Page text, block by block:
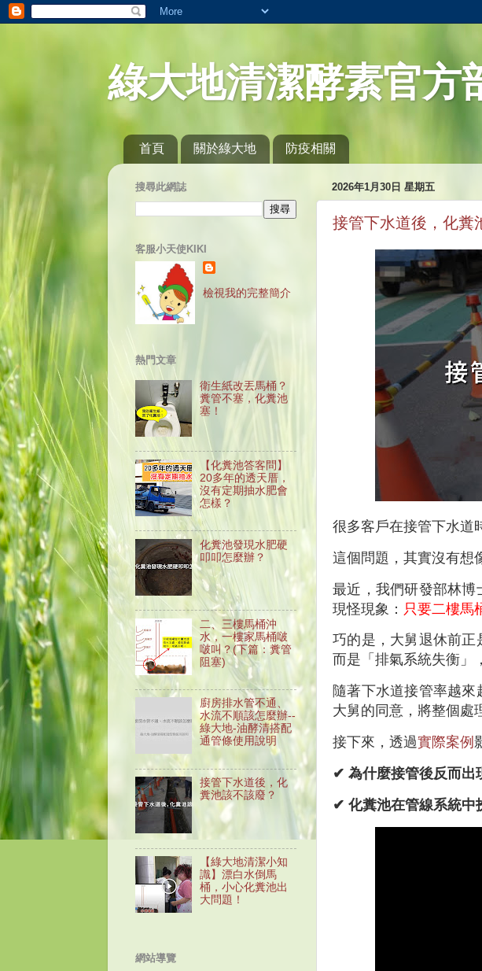
綠大地清潔酵素官方
首頁 關於綠大地 防疫相關
2026年1月30日 星期五
接管下水道後，化糞
很多客戶在接管下水道
這個問題，其實沒有想
最近，我們研發部林
現怪現象： 只要二樓馬
巧的是，大舅退休前正
而是「排氣系統失衡」
隨著下水道接管率越
大舅的同意，將整個處
接下來，透過實際案例
✔ 為什麼接管後反而出
✔ 化糞池在管線系統中
搜尋此網誌
客服小天使KIKI
檢視我的完整簡介
熱門文章
衛生紙改丟馬桶？
糞管不塞，化糞池
塞！
【化糞池答客問】
20多年的透天厝，
沒有定期抽水肥會
怎樣？
化糞池發現水肥硬
叩叩怎麼辦？
二、三樓馬桶沖
水，一樓家馬桶啵
啵叫？(下篇：糞管
阻塞)
廚房排水管不通、
水流不順該怎麼辦--
綠大地-油酵清搭配
通管條使用說明
接管下水道後，化
糞池該不該廢？
【綠大地清潔小知
識】漂白水倒馬
桶，小心化糞池出
大問題！
網站導覽